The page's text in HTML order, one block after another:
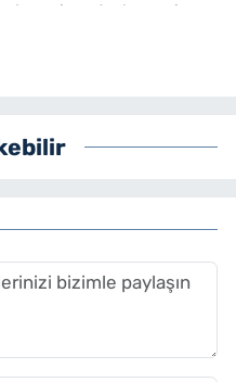
siyaset, ekonomi,
alanda içerik üreten bir
Üniversitesi İletişim
sürdürmektedir.